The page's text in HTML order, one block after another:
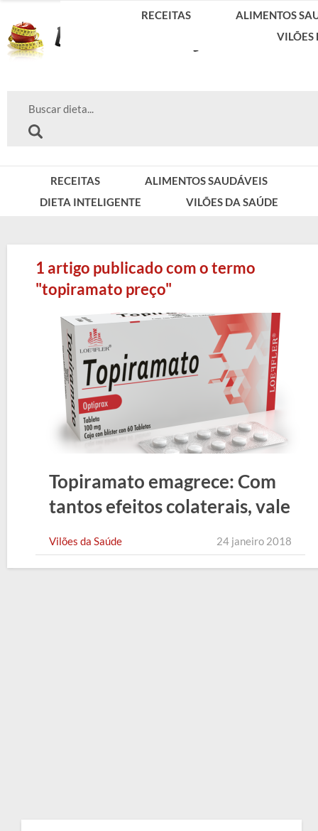
RECEITAS
ALIMENTOS SAUDÁVEIS
DIETA INTELIGENTE
VILÕES DA SAÚDE
RECEITAS
ALIMENTOS
VILÕES
1 artigo publicado com o termo
"topiramato preço"
Topiramato emagrece: Com
tantos efeitos colaterais, vale
Vilões da Saúde 24 janeiro 2018